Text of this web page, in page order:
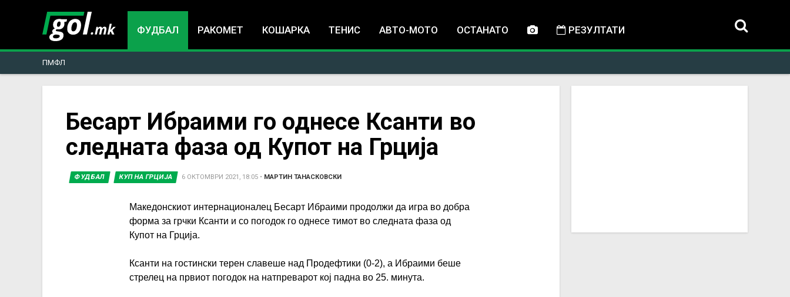
ФУДБАЛ РАКОМЕТ КОШАРКА ТЕНИС АВТО-МОТО ОСТАНАТО РЕЗУЛТАТИ
ПМФЛ
here
Бесарт Ибраими го однесе Ксанти во
следната фаза од Купот на Грција
ФУДБАЛ КУП НА ГРЦИЈА 6 ОКТОМВРИ 2021, 18:05 • МАРТИН ТАНАСКОВСКИ
Македонскиот интернационалец Бесарт Ибраими продолжи да игра во добра
форма за грчки Ксанти и со погодок го однесе тимот во следната фаза од
Купот на Грција.
Ксанти на гостински терен славеше над Продефтики (0-2), а Ибраими беше
стрелец на првиот погодок на натпреварот кој падна во 25. минута.